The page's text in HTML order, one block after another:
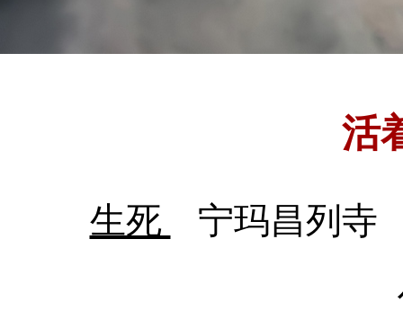
活
生死
宁玛昌列寺